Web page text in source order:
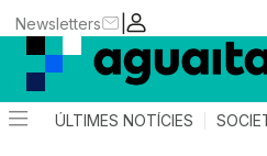
|
Newsletters
ÚLTIMES NOTÍCIES